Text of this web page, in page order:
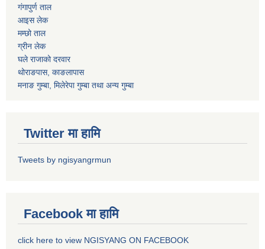
गंगापुर्ण ताल
आइस लेक
मम्छो ताल
ग्रीन लेक
घले राजाको दरवार
थोराङपास, काङलापास
मनाङ गुम्बा, मिलेरेपा गुम्बा तथा अन्य गुम्बा
Twitter मा हामि
Tweets by ngisyangrmun
Facebook मा हामि
click here to view NGISYANG ON FACEBOOK